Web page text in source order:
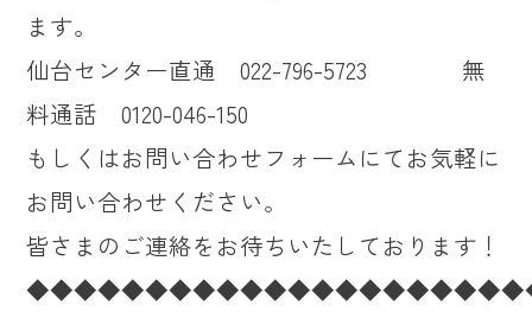
ます。
仙台センター直通 022-796-5723 無
料通話 0120-046-150
もしくはお問い合わせフォームにてお気軽に
お問い合わせください。
皆さまのご連絡をお待ちいたしております！